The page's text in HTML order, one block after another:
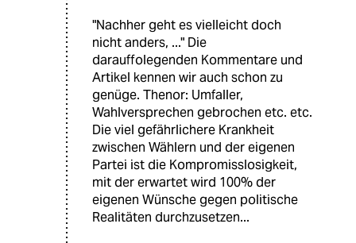
"Nachher geht es vielleicht doch
nicht anders, ..." Die
darauffolegenden Kommentare und
Artikel kennen wir auch schon zu
genüge. Thenor: Umfaller,
Wahlversprechen gebrochen etc. etc.
Die viel gefährlichere Krankheit
zwischen Wählern und der eigenen
Partei ist die Kompromisslosigkeit,
mit der erwartet wird 100% der
eigenen Wünsche gegen politische
Realitäten durchzusetzen...